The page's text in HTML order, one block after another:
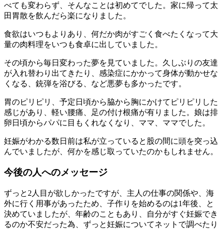
べても変わらず、そんなことは初めてでした。家に帰って太
田胃散を飲んだら楽になりました。
食欲はいつもよりあり、何だか肉がすごく食べたくなって大
量の肉料理をいつも食卓に出していました。
その頃から毎日変わった夢を見ていました。久しぶりの友達
が入れ替わり出てきたり、感染症にかかって身体が動かせな
くなる、銃弾を浴びる、など悪夢も多かったです。
胃のピリピリ、予定日頃から脇から胸にかけてピリピリした
感じがあり、軽い腰痛、足の付け根痛が有りました。娘は排
卵日頃からパパに目もくれなくなり、ママ、ママでした。
妊娠がわかる数日前は私が立っていると股の間に頭を突っ込
んでいましたが、何かを感じ取っていたのかもしれません。
今後の人へのメッセージ
ずっと2人目が欲しかったですが、主人の仕事の関係や、海
外に行く用事があったため、子作りを始めるのは1年後、と
決めていましたが、年齢のこともあり、自分がすぐ妊娠でき
るのか不安だった為、ずっと妊娠についてネットで調べたり